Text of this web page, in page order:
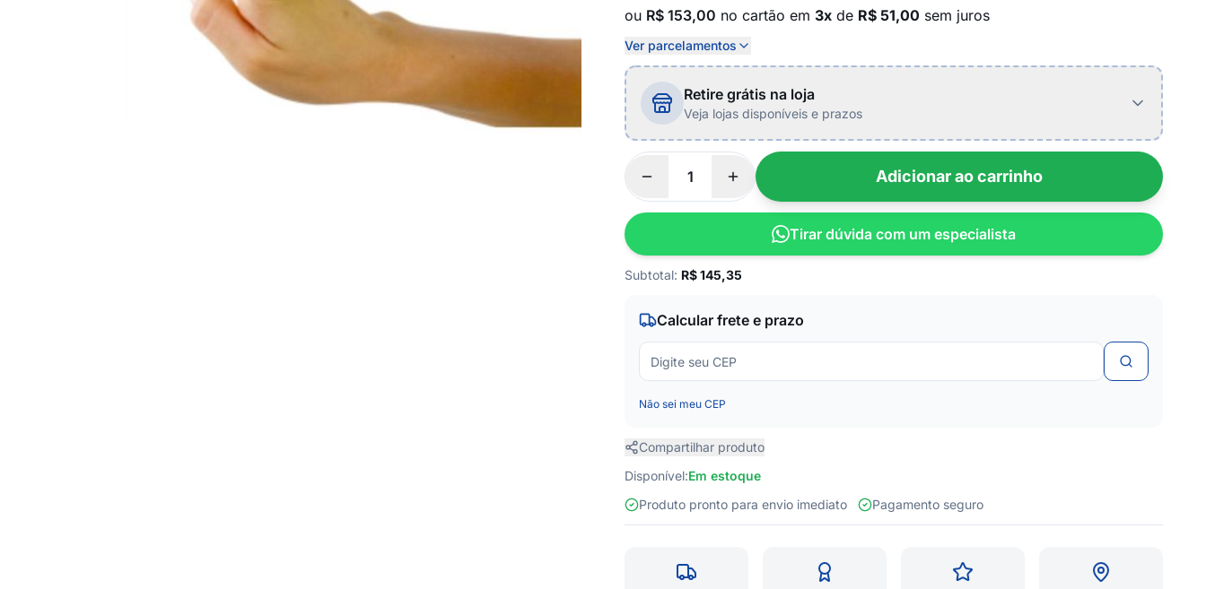
ou R$ 153,00 no cartão em 3x de R$ 51,00 sem juros
Ver parcelamentos
Retire grátis na loja
Veja lojas disponíveis e prazos
Adicionar ao carrinho
Tirar dúvida com um especialista
Subtotal: R$145,35
Calcular frete e prazo
Não sei meu CEP
Compartilhar produto
Disponível:Em estoque
Produto pronto para envio imediato
Pagamento seguro